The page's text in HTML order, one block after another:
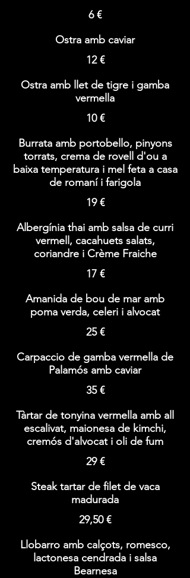
6 €
Ostra amb caviar
12 €
Ostra amb llet de tigre i gamba
vermella
10 €
Burrata amb portobello, pinyons
torrats, crema de rovell d'ou a
baixa temperatura i mel feta a casa
de romaní i farigola
19 €
Albergínia thai amb salsa de curri
vermell, cacahuets salats,
coriandre i Crème Fraiche
17 €
Amanida de bou de mar amb
poma verda, celeri i alvocat
25 €
Carpaccio de gamba vermella de
Palamós amb caviar
35 €
Tàrtar de tonyina vermella amb all
escalivat, maionesa de kimchi,
cremós d'alvocat i oli de fum
29 €
Steak tartar de filet de vaca
madurada
29,50 €
Llobarro amb calçots, romesco,
lactonesa cendrada i salsa
Bearnesa